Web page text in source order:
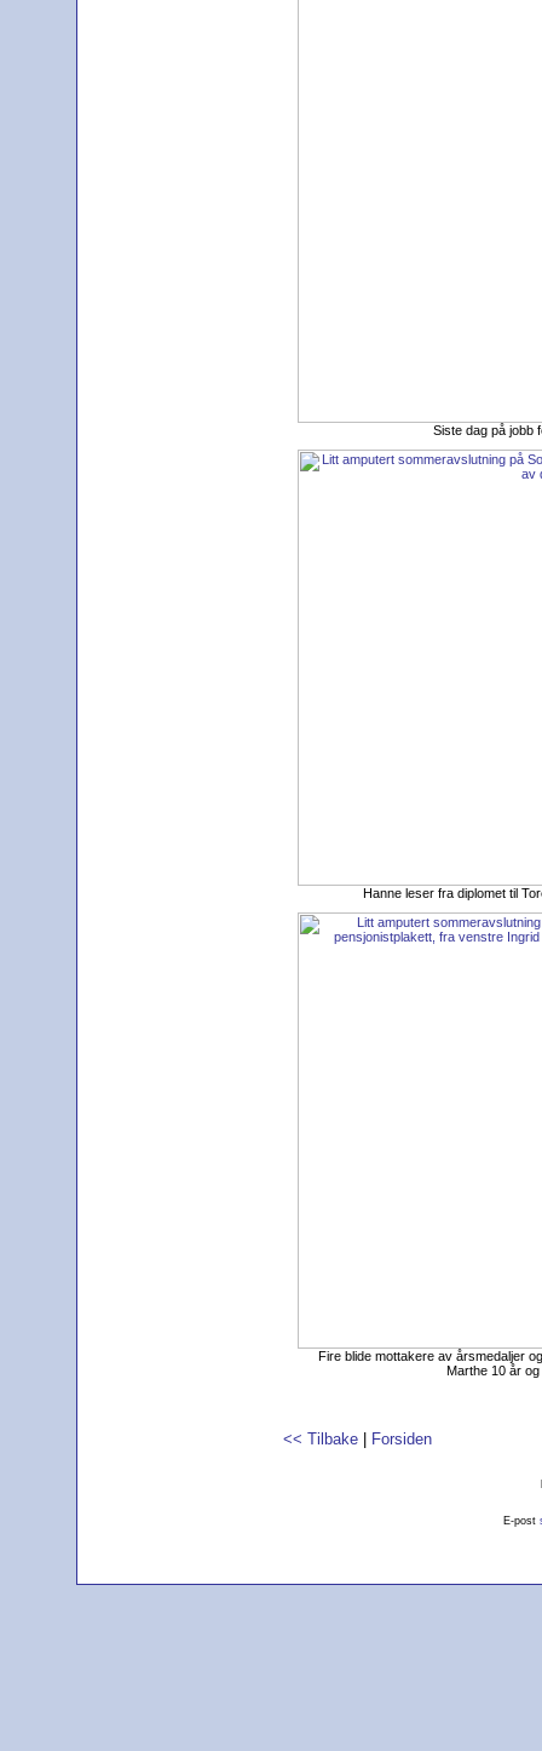
Siste dag på jobb
Hanne leser fra diplomet til
Fire blide mottakere av årsmedaljer
Marthe 10 år
<< Tilbake Forsiden
E-post